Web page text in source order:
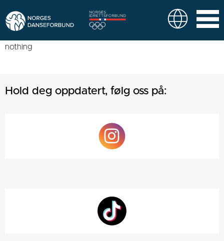
nothing
Hold deg oppdatert, følg oss på: